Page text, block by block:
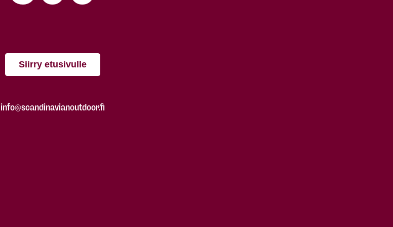
Siirry etusivulle
info@scandinavianoutdoor.fi